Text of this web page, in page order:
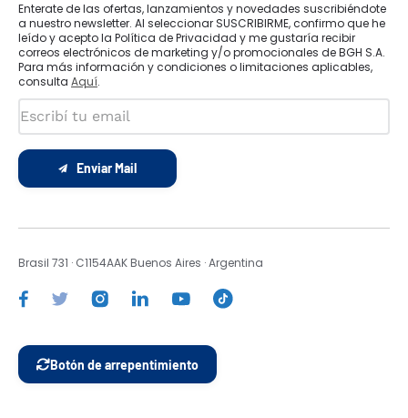
Enterate de las ofertas, lanzamientos y novedades suscribiéndote
a nuestro newsletter. Al seleccionar SUSCRIBIRME, confirmo que he
leído y acepto la Política de Privacidad y me gustaría recibir
correos electrónicos de marketing y/o promocionales de BGH S.A.
Para más información y condiciones o limitaciones aplicables,
consulta Aquí.
Enviar Mail
Brasil 731 · C1154AAK Buenos Aires · Argentina
Botón de arrepentimiento